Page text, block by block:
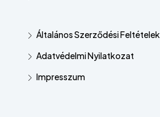
Általános Szerződési Feltételek
Adatvédelmi Nyilatkozat
Impresszum